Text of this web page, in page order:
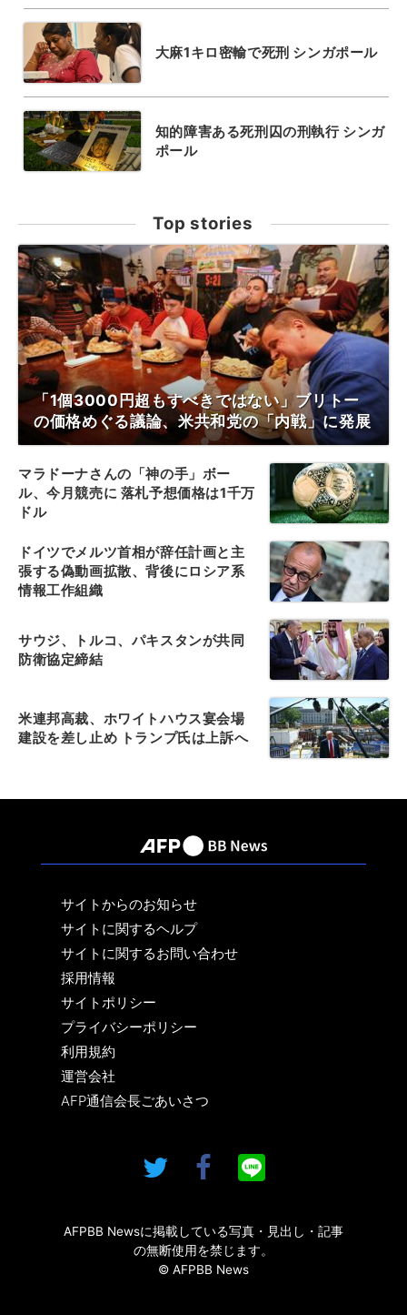
大麻1キロ密輸で死刑 シンガポール
知的障害ある死刑囚の刑執行 シンガ
ポール
Top stories
「1個3000円超もすべきではない」ブリトー
の価格めぐる議論、米共和党の「内戦」に発展
マラドーナさんの「神の手」ボー
ル、今月競売に 落札予想価格は1千万
ドル
ドイツでメルツ首相が辞任計画と主
張する偽動画拡散、背後にロシア系
情報工作組織
サウジ、トルコ、パキスタンが共同
防衛協定締結
米連邦高裁、ホワイトハウス宴会場
建設を差し止め トランプ氏は上訴へ
サイトからのお知らせ
サイトに関するヘルプ
サイトに関するお問い合わせ
採用情報
サイトポリシー
プライバシーポリシー
利用規約
運営会社
AFP通信会長ごあいさつ
AFPBB Newsに掲載している写真・見出し・記事
の無断使用を禁じます。
© AFPBB News